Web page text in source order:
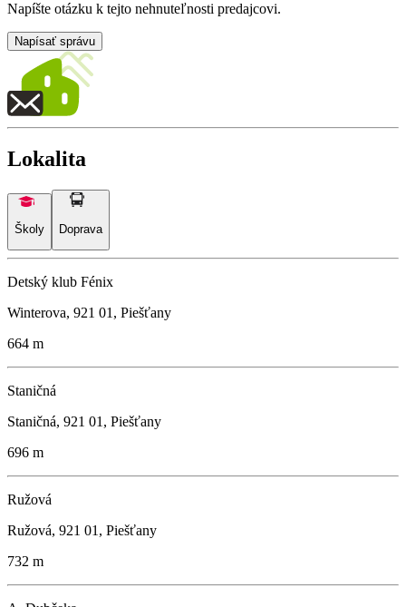
Napíšte otázku k tejto nehnuteľnosti predajcovi.
Napísať správu
Lokalita
Školy Doprava
Detský klub Fénix
Winterova, 921 01, Piešťany
664 m
Staničná
Staničná, 921 01, Piešťany
696 m
Ružová
Ružová, 921 01, Piešťany
732 m